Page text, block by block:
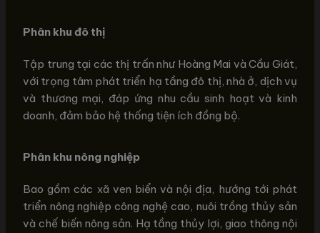
Phân khu đô thị
Tập trung tại các thị trấn như Hoàng Mai và Cầu Giát,
với trọng tâm phát triển hạ tầng đô thị, nhà ở, dịch vụ
và thương mại, đáp ứng nhu cầu sinh hoạt và kinh
doanh, đảm bảo hệ thống tiện ích đồng bộ.
Phân khu nông nghiệp
Bao gồm các xã ven biển và nội địa, hướng tới phát
triển nông nghiệp công nghệ cao, nuôi trồng thủy sản
và chế biến nông sản. Hạ tầng thủy lợi, giao thông nội